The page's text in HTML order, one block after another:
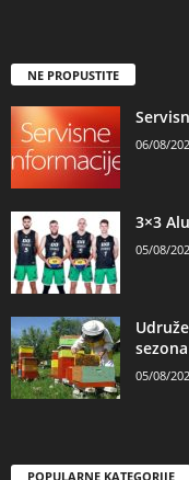
NE PROPUSTITE
06/08/
3×3
05/08/
sezona
05/08/
POPULARNE KATEGORIJE